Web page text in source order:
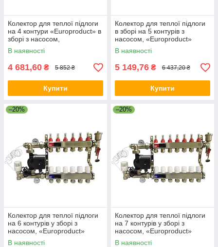
Колектор для теплої підлоги
на 4 контури «Europroduct» в
зборі з насосом,
НЕРЖАВІЙКА
В наявності
4 681,60 ₴ 5 852 ₴
Купити
Колектор для теплої підлоги
в зборі на 5 контурів з
насосом, «Europroduct»
НЕРЖАВІЙКА
В наявності
5 149,76 ₴ 6 437,20 ₴
Купити
–20%
Колектор для теплої підлоги
на 6 контурів у зборі з
насосом, «Europroduct»
НЕРЖАВІЙКА
В наявності
–20%
Колектор для теплої підлоги
на 7 контурів у зборі з
насосом, «Europroduct»
НЕРЖАВІЙКА
В наявності